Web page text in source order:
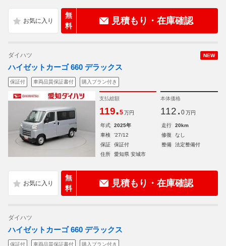
無
料
見積もり・在庫確認
NEW
ダイハツ
ハイゼットカーゴ 660 デラックス
保証付 車両品質保証書付 購入プラン付き
支払総額
119.5 万円
本体価格
112. 0 万円
年式 2025年 走行
20km
車検
'27/12 修復
なし
保証
保証付 整備
法定整備付
住所
愛知県 安城市
無
料
見積もり・在庫確認
ダイハツ
ハイゼットカーゴ 660 デラックス
保証付 車両品質保証書付 購入プラン付き